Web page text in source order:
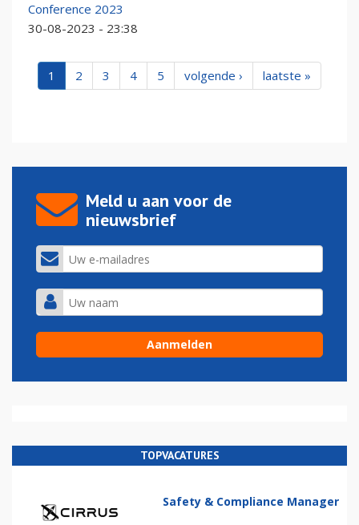
Conference 2023
30-08-2023 - 23:38
1 2 3 4 5 volgende › laatste »
Meld u aan voor de
nieuwsbrief
TOPVACATURES
Safety & Compliance Manager